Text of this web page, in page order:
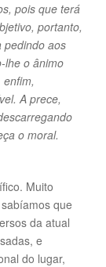
pois que terá
portanto,
pedindo aos
lhe o ânimo
A prece,
o moral.
Muito
que
da atual
e
do lugar,